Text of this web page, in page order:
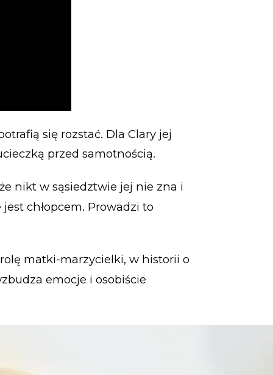
się rozstać. Dla Clary jej
przed samotnością.
nikt w sąsiedztwie jej nie zna i
chłopcem. Prowadzi to
matki-marzycielki, w historii o
emocje i osobiście